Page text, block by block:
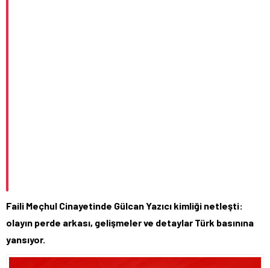
Faili Meçhul Cinayetinde Gülcan Yazıcı kimliği netleşti:
olayın perde arkası, gelişmeler ve detaylar Türk basınına
yansıyor.